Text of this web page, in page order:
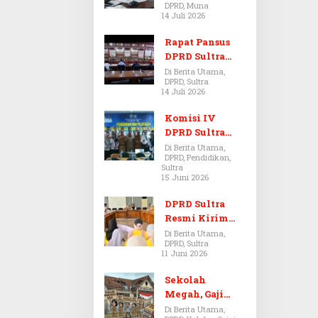
Dugaan Jual
Beli Tanah
Bermasalah di
Muna
DPRD, Muna
14 Juli 2026
Rapat Pansus
DPRD Sultra
Diskors Dua
Kali Akibat
Ketidakhadira
n Pj Sekda
Di Berita Utama,
DPRD, Sultra
14 Juli 2026
Komisi IV
DPRD Sultra
Kawal Hak
Guru,
Rencanakan
Pendidikan
Di Berita Utama,
DPRD, Pendidikan,
Sultra
15 Juni 2026
DPRD Sultra
Resmi Kirim
Aspirasi Tolak
Peraturan
BPOM No. 5
Tahun 2026 ke
Komisi IX DPR
Di Berita Utama,
DPRD, Sultra
11 Juni 2026
Sekolah
Megah, Gaji
Guru Berdarah-
Di Berita Utama,